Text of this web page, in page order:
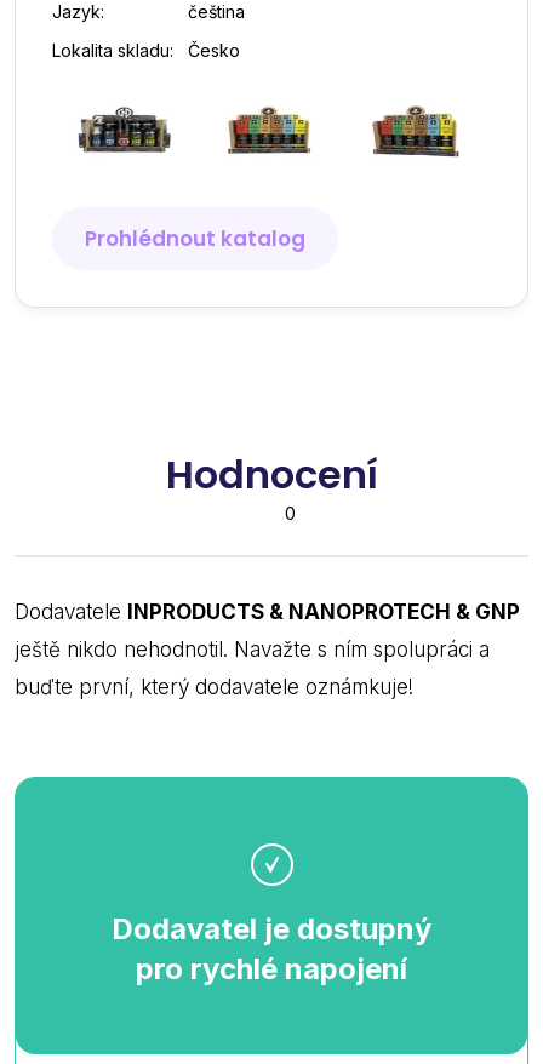
Jazyk:
čeština
Lokalita skladu:
Česko
Prohlédnout katalog
Hodnocení
0
Dodavatele
INPRODUCTS & NANOPROTECH & GNP
ještě nikdo nehodnotil. Navažte s ním spolupráci a
buďte první, který dodavatele oznámkuje!
Dodavatel je dostupný
pro rychlé napojení